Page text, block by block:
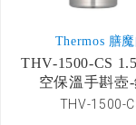
Thermos 膳
THV-1500-CS
空保溫手斟壺
THV-1500-